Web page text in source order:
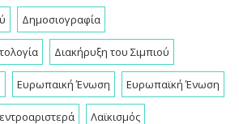
Δημοσιογραφία
Διακήρυξη του Σιμπιού
Ευρωπαική Ένωση Ευρωπαϊκή Ένωση
Λαϊκισμός